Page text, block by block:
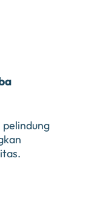
pelindung